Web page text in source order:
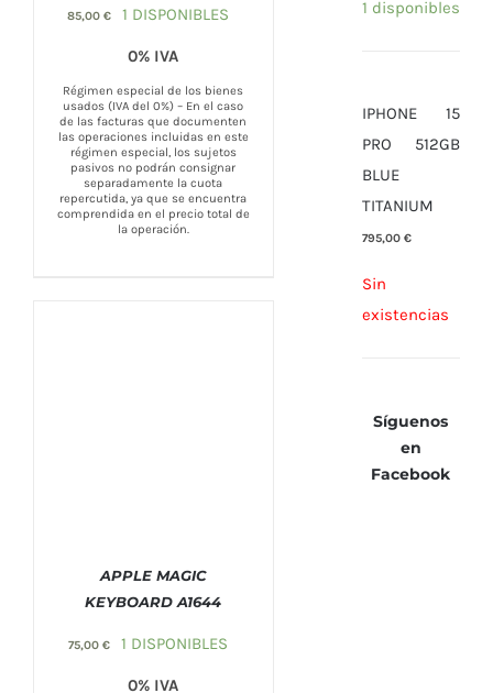
85,00 € 1 DISPONIBLES
0% IVA
Régimen especial de los bienes
usados (IVA del 0%) – En el caso
de las facturas que documenten
las operaciones incluidas en este
régimen especial, los sujetos
pasivos no podrán consignar
separadamente la cuota
repercutida, ya que se encuentra
comprendida en el precio total de
la operación.
APPLE MAGIC
KEYBOARD A1644
75,00 € 1 DISPONIBLES
0% IVA
1 disponibles
IPHONE 15
PRO 512GB
BLUE
TITANIUM
795,00 €
Sin
existencias
Síguenos
en
Facebook